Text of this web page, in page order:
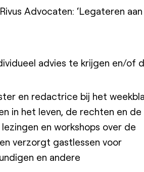
Advocaten: ‘Legateren
advies te krijgen en/of
en redactrice bij het
in het leven, de rechten en de
en workshops over de
verzorgt gastlessen voor
en andere